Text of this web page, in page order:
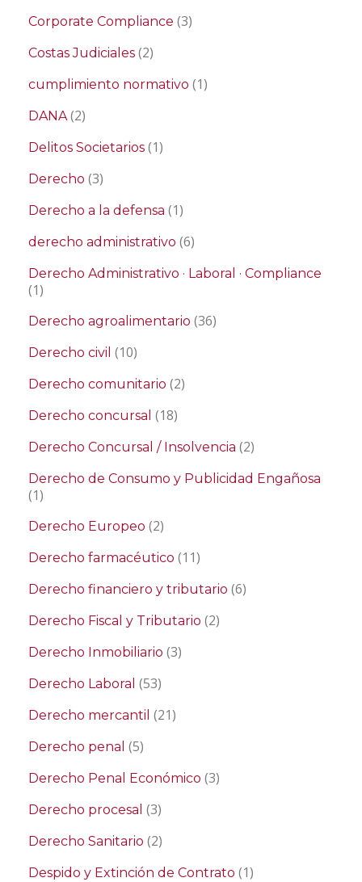
Corporate Compliance (3)
Costas Judiciales (2)
cumplimiento normativo (1)
DANA(2)
Delitos Societarios (1)
Derecho (3)
Derecho a la defensa (1)
derecho administrativo (6)
Derecho Administrativo · Laboral · Compliance
(1)
Derecho agroalimentario (36)
Derecho civil (10)
Derecho comunitario (2)
Derecho concursal (18)
Derecho Concursal / Insolvencia (2)
Derecho de Consumo y Publicidad Engañosa
(1)
Derecho Europeo (2)
Derecho farmacéutico (11)
Derecho financiero y tributario (6)
Derecho Fiscal y Tributario (2)
Derecho Inmobiliario (3)
Derecho Laboral (53)
Derecho mercantil (21)
Derecho penal (5)
Derecho Penal Económico (3)
Derecho procesal (3)
Derecho Sanitario (2)
Despido y Extinción de Contrato (1)